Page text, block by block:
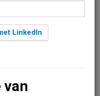
1 minuut leestijd
Capital Markets
JLL. Hij start als
in Nederland.
LinkedIn
van